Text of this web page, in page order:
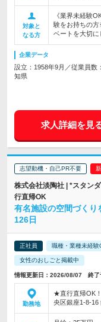
対象と
なる方
《業界未経験
験をお持ちの
ベートを大切に
企業データ
設立：1958年9月／従業員数
知県
求人詳細を見
志望動機・自己PR不要
株式会社淡陶社 | *スタン
行直帰OK
有名施設の空間づく
126日
正社員 職種・業種未経験
女性のおしごと掲載中
情報更新日：2026/08/07 終了
勤務地
★直行直帰OK
央区銀座1-8-16